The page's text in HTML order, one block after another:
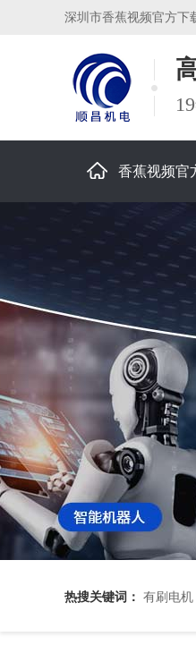
深圳市香蕉视频官方下载电
香蕉视频官
关于香蕉视频官
热搜关键词： 有刷电机